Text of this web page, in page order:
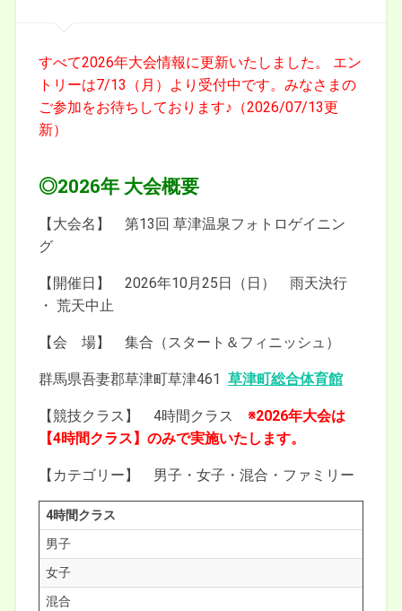
すべて2026年大会情報に更新いたしました。 エン
トリーは7/13（月）より受付中です。みなさまの
ご参加をお待ちしております♪（2026/07/13更
新）
◎2026年 大会概要
【大会名】 第13回 草津温泉フォトロゲイニン
グ
【開催日】 2026年10月25日（日） 雨天決行
・ 荒天中止
【会 場】 集合（スタート＆フィニッシュ）
群馬県吾妻郡草津町草津461 草津町総合体育館
【競技クラス】 4時間クラス ※2026年大会は
【4時間クラス】のみで実施いたします。
【カテゴリー】 男子・女子・混合・ファミリー
4時間クラス
男子
女子
混合